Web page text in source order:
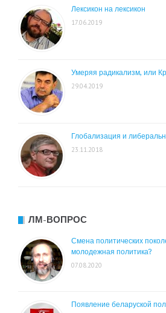
Лексикон на лексикон
17.06.2019
Умеряя радикализм, или
29.04.2019
Глобализация и
23.11.2018
ЛМ-ВОПРОС
Смена политических
молодежная политика?
07.08.2020
Появление беларуской